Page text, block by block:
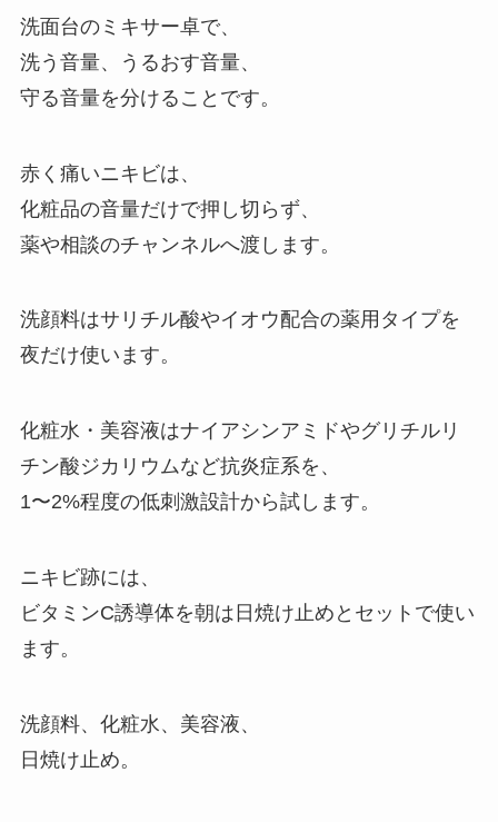
洗面台のミキサー卓で、
洗う音量、うるおす音量、
守る音量を分けることです。
赤く痛いニキビは、
化粧品の音量だけで押し切らず、
薬や相談のチャンネルへ渡します。
洗顔料はサリチル酸やイオウ配合の薬用タイプを
夜だけ使います。
化粧水・美容液はナイアシンアミドやグリチルリ
チン酸ジカリウムなど抗炎症系を、
1〜2%程度の低刺激設計から試します。
ニキビ跡には、
ビタミンC誘導体を朝は日焼け止めとセットで使い
ます。
洗顔料、化粧水、美容液、
日焼け止め。